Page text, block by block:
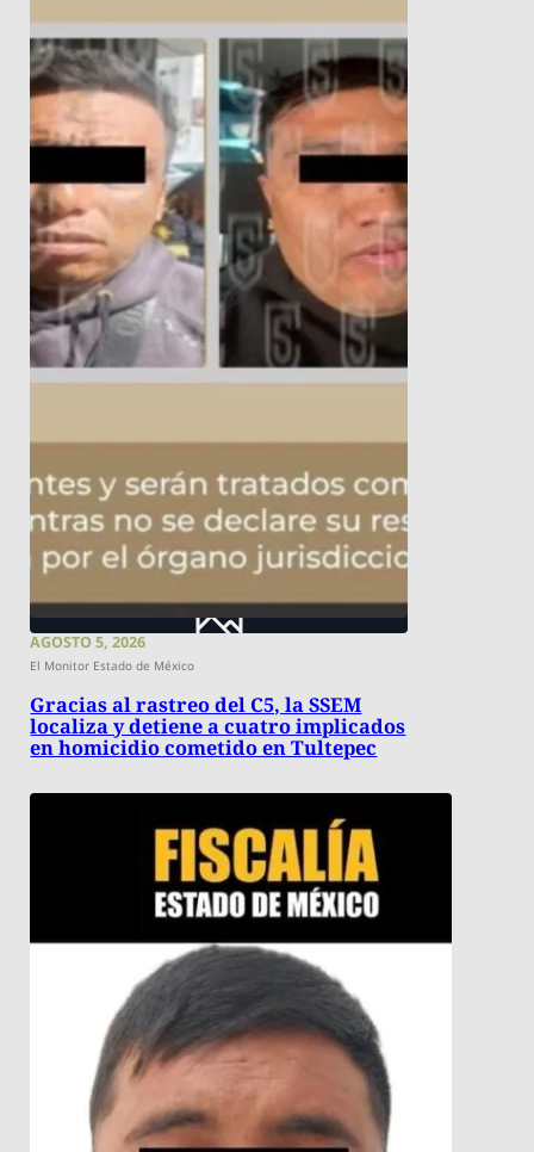
AGOSTO 5, 2026
El Monitor Estado de México
Gracias al rastreo del C5, la SSEM
localiza y detiene a cuatro implicados
en homicidio cometido en Tultepec